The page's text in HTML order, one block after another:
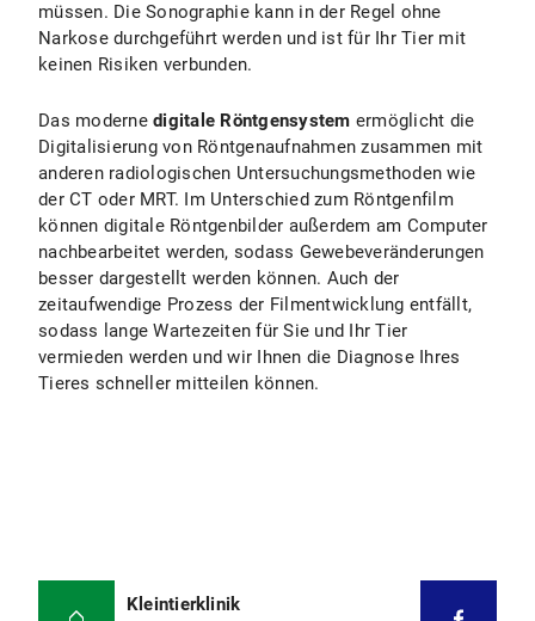
müssen. Die Sonographie kann in der Regel ohne
Narkose durchgeführt werden und ist für Ihr Tier mit
keinen Risiken verbunden.
Das moderne digitale Röntgensystem ermöglicht die
Digitalisierung von Röntgenaufnahmen zusammen mit
anderen radiologischen Untersuchungsmethoden wie
der CT oder MRT. Im Unterschied zum Röntgenfilm
können digitale Röntgenbilder außerdem am Computer
nachbearbeitet werden, sodass Gewebeveränderungen
besser dargestellt werden können. Auch der
zeitaufwendige Prozess der Filmentwicklung entfällt,
sodass lange Wartezeiten für Sie und Ihr Tier
vermieden werden und wir Ihnen die Diagnose Ihres
Tieres schneller mitteilen können.
Kleintierklinik